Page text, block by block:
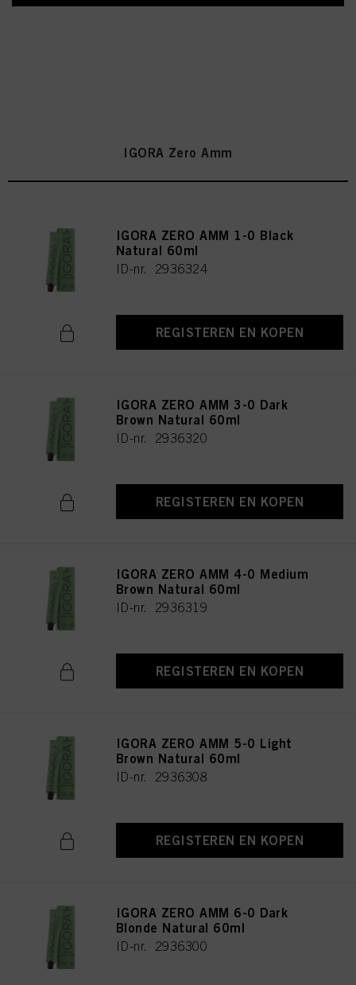
IGORA Zero Amm
IGORA ZERO AMM 1-0 Black
Natural 60ml
ID-nr. 2936324
REGISTEREN EN KOPEN
IGORA ZERO AMM 3-0 Dark
Brown Natural 60ml
ID-nr. 2936320
REGISTEREN EN KOPEN
IGORA ZERO AMM 4-0 Medium
Brown Natural 60ml
ID-nr. 2936319
REGISTEREN EN KOPEN
IGORA ZERO AMM 5-0 Light
Brown Natural 60ml
ID-nr. 2936308
REGISTEREN EN KOPEN
IGORA ZERO AMM 6-0 Dark
Blonde Natural 60ml
ID-nr. 2936300